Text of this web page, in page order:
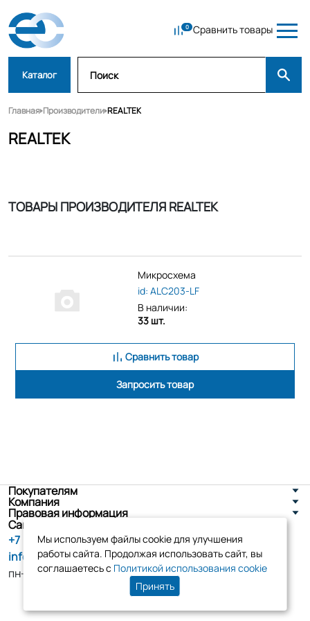
Сравнить товары
Каталог
Главная Производители REALTEK
REALTEK
ТОВАРЫ ПРОИЗВОДИТЕЛЯ REALTEK
Микросхема
id: ALC203-LF
В наличии:
33 шт.
Сравнить товар
Запросить товар
Покупателям
Компания
Правовая информация
Санкт-Петербург, ул. Новоселов д. 8
+7 (800) 555-86-90
info@tk-elko.ru
пн-пт, 10:00 - 18:00
Мы используем файлы cookie для улучшения
работы сайта. Продолжая использовать сайт, вы
соглашаетесь с Политикой использования cookie
Принять